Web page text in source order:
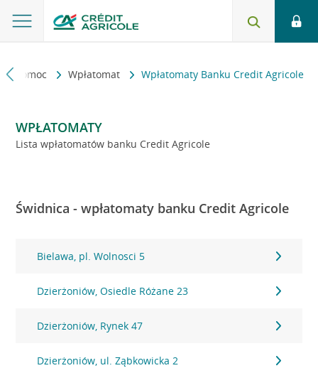
i pomoc Wpłatomat Wpłatomaty Banku Credit Agricole
WPŁATOMATY
Lista wpłatomatów banku Credit Agricole
Świdnica - wpłatomaty banku Credit Agricole
Bielawa, pl. Wolnosci 5
Dzierżoniów, Osiedle Różane 23
Dzierżoniów, Rynek 47
Dzierżoniów, ul. Ząbkowicka 2